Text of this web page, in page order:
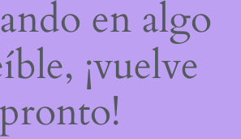
en algo
¡vuelve
pronto!